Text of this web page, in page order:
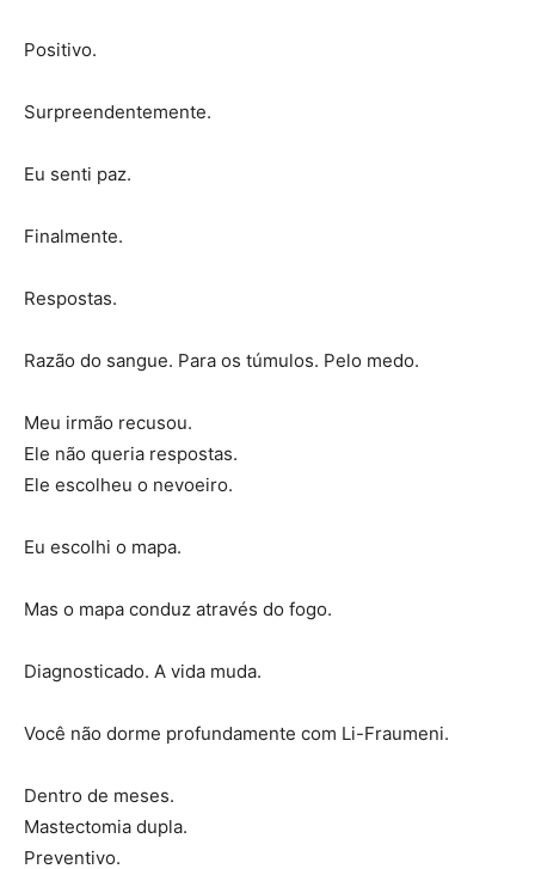
Positivo.
Surpreendentemente.
Eu senti paz.
Finalmente.
Respostas.
Razão do sangue. Para os túmulos. Pelo medo.
Meu irmão recusou.
Ele não queria respostas.
Ele escolheu o nevoeiro.
Eu escolhi o mapa.
Mas o mapa conduz através do fogo.
Diagnosticado. A vida muda.
Você não dorme profundamente com Li-Fraumeni.
Dentro de meses.
Mastectomia dupla.
Preventivo.